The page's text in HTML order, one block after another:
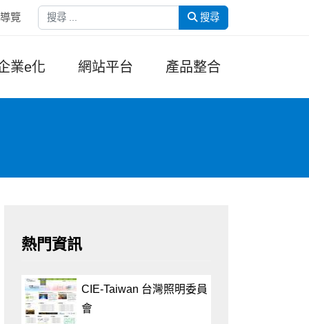
覽 搜尋
業e化 網站平台 產品整合
熱門資訊
CIE-Taiwan 台灣照明委員
會